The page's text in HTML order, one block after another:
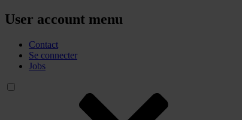
User account menu
Contact
Se connecter
Jobs